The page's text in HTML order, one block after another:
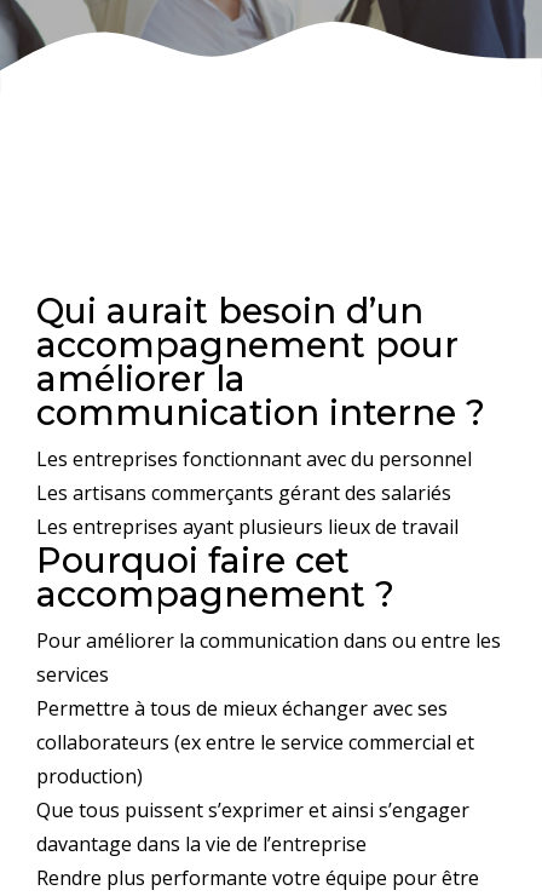
Qui aurait besoin d’un
accompagnement pour
améliorer la
communication interne ?
Les entreprises fonctionnant avec du personnel
Les artisans commerçants gérant des salariés
Les entreprises ayant plusieurs lieux de travail
Pourquoi faire cet
accompagnement ?
Pour améliorer la communication dans ou entre les
services
Permettre à tous de mieux échanger avec ses
collaborateurs (ex entre le service commercial et
production)
Que tous puissent s’exprimer et ainsi s’engager
davantage dans la vie de l’entreprise
Rendre plus performante votre équipe pour être